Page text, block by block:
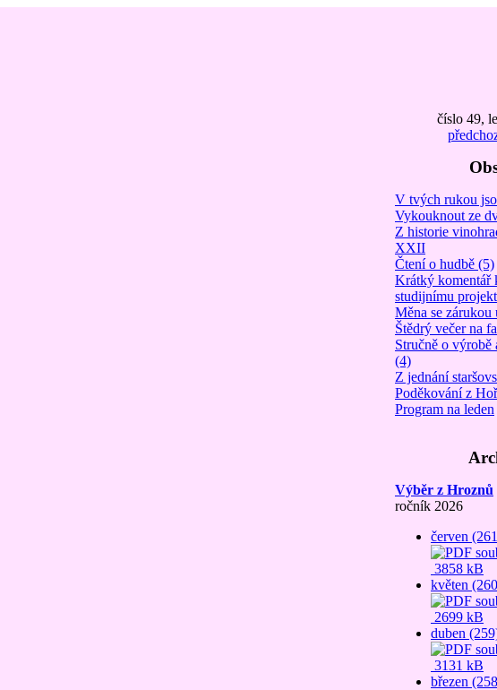
číslo 49,
V tvých rukou
Vykouknout ze
Z historie
XXII
Čtení o hudbě (5)
Krátký komentář
studijnímu
Měna se zárukou
Štědrý večer na
Stručně o výrobě
(4)
Z jednání
Poděkování z
Program na leden
Výběr z Hroznů
ročník 2026
červen
3858 kB
květen
2699 kB
duben
3131 kB
březen